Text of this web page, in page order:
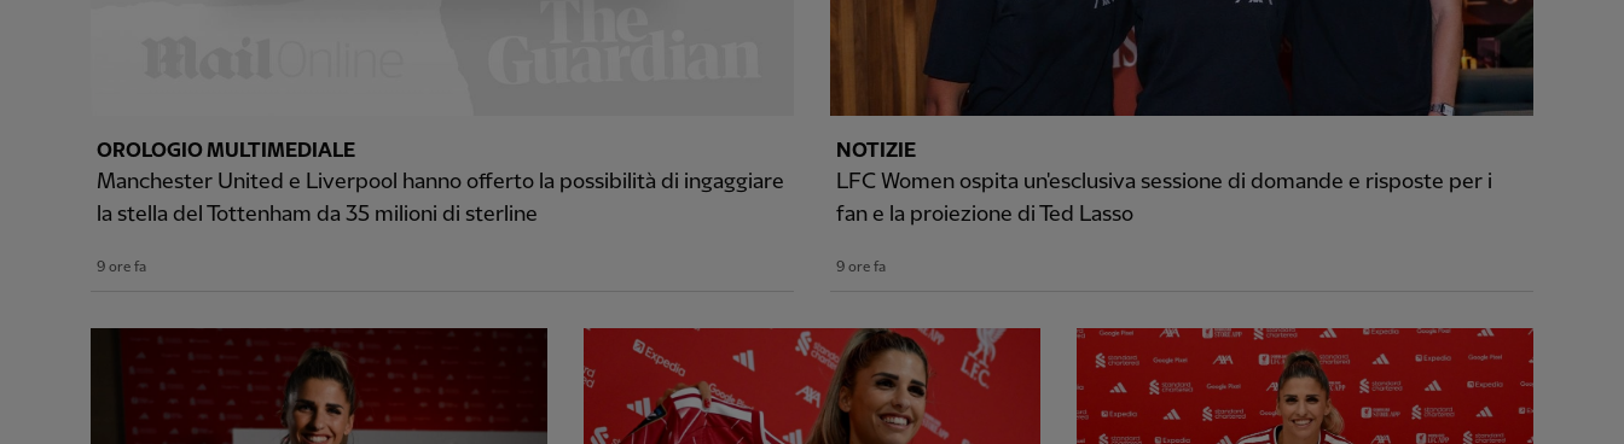
OROLOGIO MULTIMEDIALE
Manchester United e Liverpool hanno offerto la possibilità di ingaggiare
la stella del Tottenham da 35 milioni di sterline
9 ore fa
NOTIZIE
LFC Women ospita un'esclusiva sessione di domande e risposte per i
fan e la proiezione di Ted Lasso
9 ore fa